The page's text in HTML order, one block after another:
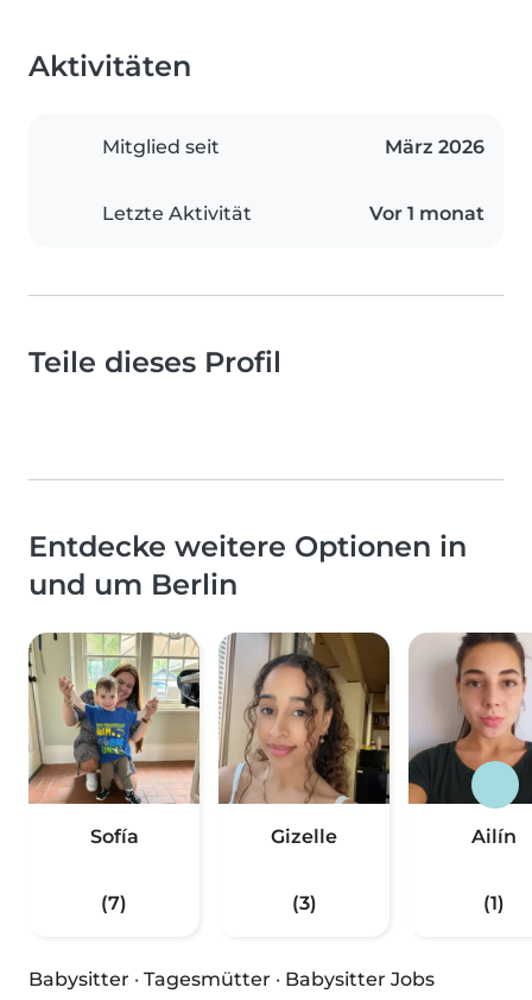
Aktivitäten
Mitglied seit März 2026
Letzte Aktivität Vor 1 monat
Teile dieses Profil
Entdecke weitere Optionen in
und um Berlin
Sofía
(7)
Gizelle
(3)
Ailín
(1)
Babysitter · Tagesmütter · Babysitter Jobs